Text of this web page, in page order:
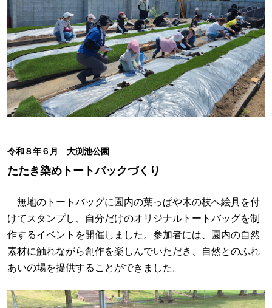
令和８年６月 大渕池公園
たたき染めトートバックづくり
無地のトートバッグに園内の葉っぱや木の枝へ絵具を付
けてスタンプし、自分だけのオリジナルトートバッグを制
作するイベントを開催しました。参加者には、園内の自然
素材に触れながら創作を楽しんでいただき、自然とのふれ
あいの場を提供することができました。